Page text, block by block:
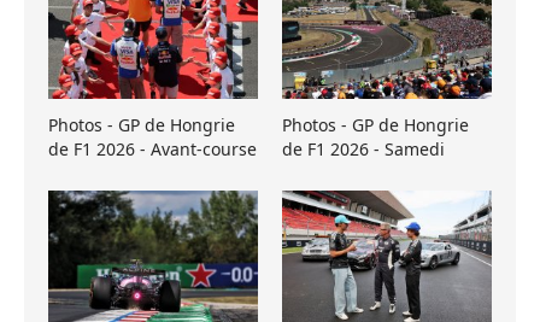
Photos - GP de Hongrie
de F1 2026 - Avant-course
Photos - GP de Hongrie
de F1 2026 - Samedi